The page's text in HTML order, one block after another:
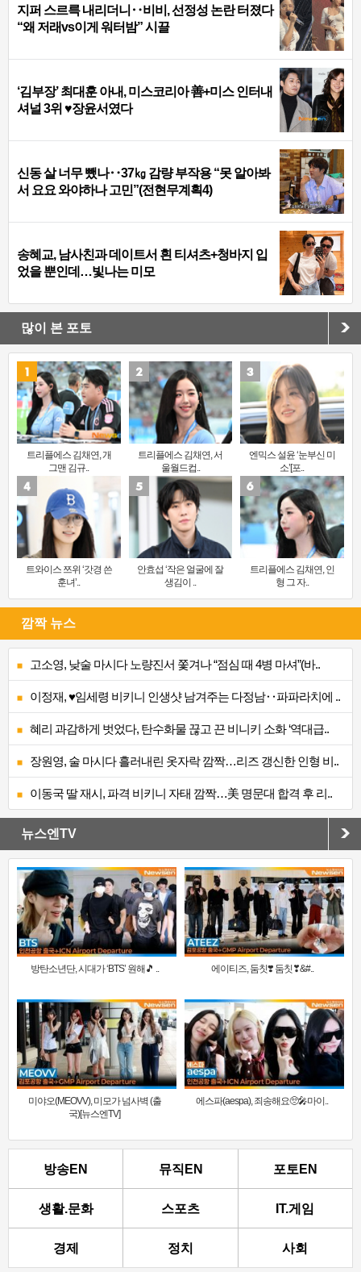
지퍼 스르륵 내리더니‥비비, 선정성 논란 터졌다
“왜 저래vs이게 워터밤” 시끌
‘김부장’ 최대훈 아내, 미스코리아 善+미스 인터내
셔널 3위 ♥장윤서였다
신동 살 너무 뺐나‥37㎏ 감량 부작용 “못 알아봐
서 요요 와야하나 고민”(전현무계획4)
송혜교, 남사친과 데이트서 흰 티셔츠+청바지 입
었을 뿐인데…빛나는 미모
많이 본 포토
트리플에스 김채연, 개
그맨 김규..
트리플에스 김채연, 서
울월드컵..
엔믹스 설윤 ‘눈부신 미
소’[포..
트와이스 쯔위 ‘갓경 쓴
훈녀’..
안효섭 ‘작은 얼굴에 잘
생김이 ..
트리플에스 김채연, 인
형 그 자..
깜짝 뉴스
고소영, 낮술 마시다 노량진서 쫓겨나 “점심 때 4병 마셔”(바..
이정재, ♥임세령 비키니 인생샷 남겨주는 다정남‥파파라치에 ..
혜리 과감하게 벗었다, 탄수화물 끊고 끈 비니키 소화 ‘역대급..
장원영, 술 마시다 흘러내린 옷자락 깜짝…리즈 갱신한 인형 비..
이동국 딸 재시, 파격 비키니 자태 깜짝…美 명문대 합격 후 리..
뉴스엔TV
방탄소년단, 시대가 ‘BTS’ 원해🎵 .. 에이티즈, 둠칫❣️ 둠칫❣&#..
미야오(MEOVV), 미모가 넘사벽 (출
국)[뉴스엔TV]
에스파(aespa), 죄송해요🥺🎤마이..
방송EN 뮤직EN 포토EN
생활.문화 스포츠 IT.게임
경제 정치 사회